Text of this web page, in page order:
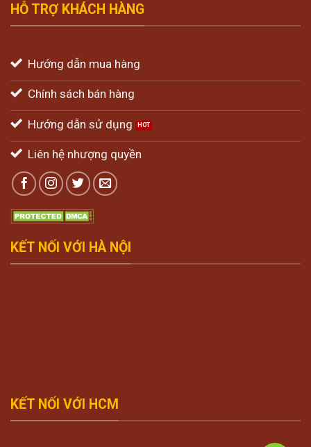
HỖ TRỢ KHÁCH HÀNG
Hướng dẫn mua hàng
Chính sách bán hàng
Hướng dẫn sử dụng
Liên hệ nhượng quyền
KẾT NỐI VỚI HÀ NỘI
KẾT NỐI VỚI HCM